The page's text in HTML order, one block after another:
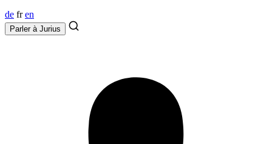
de fr en
Parler à Jurius